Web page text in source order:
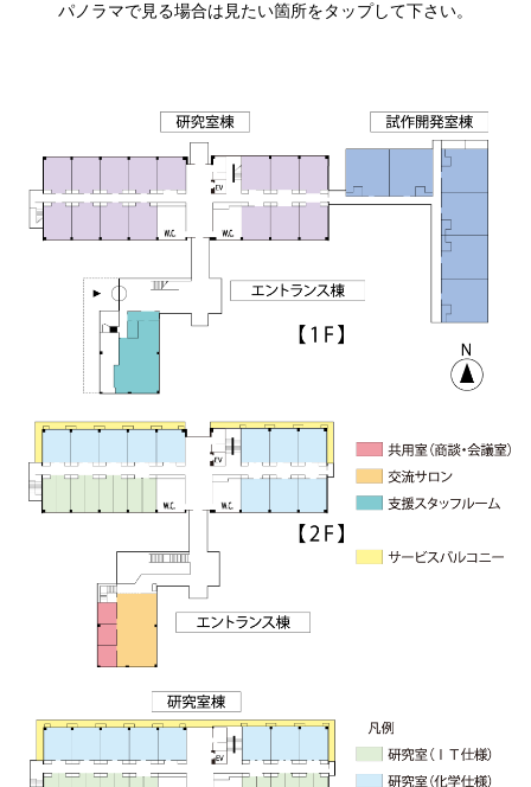
パノラマで見る場合は見たい箇所をタップして下さい。